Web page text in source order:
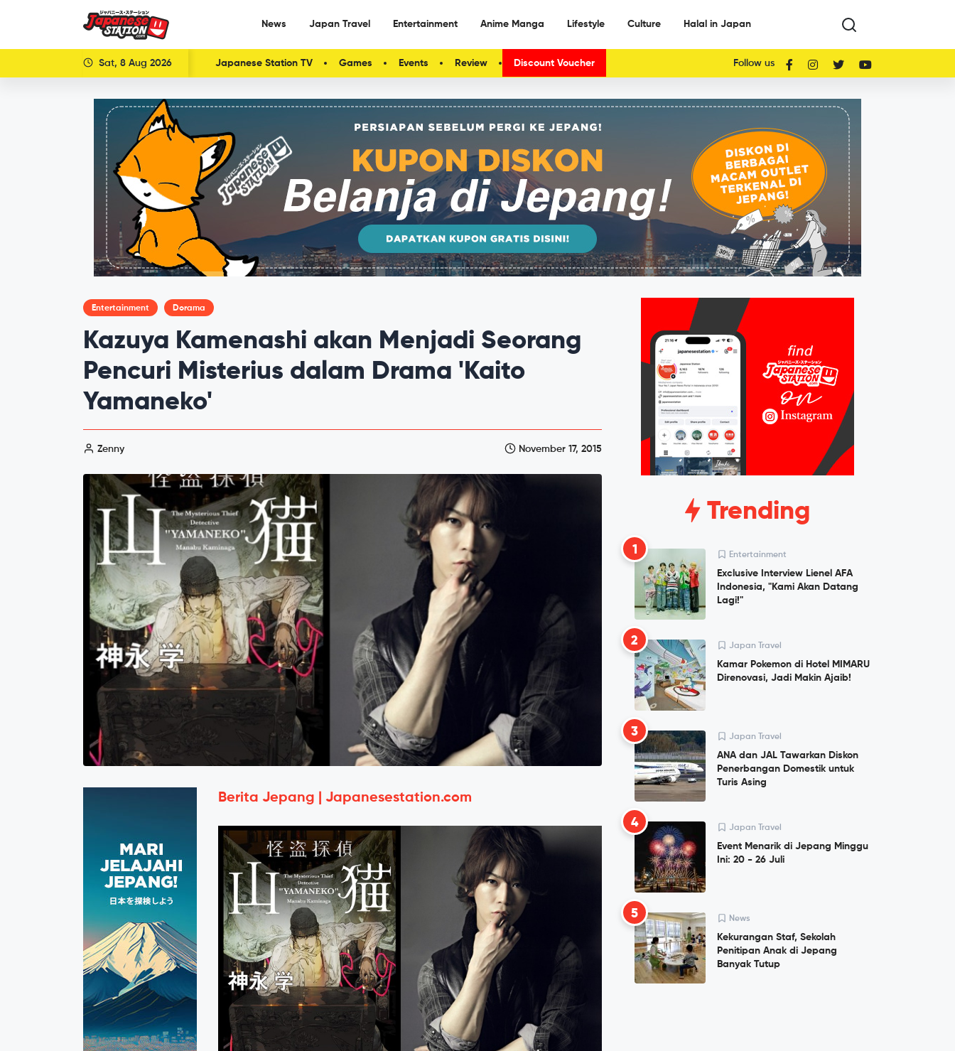
News Japan Travel Entertainment Anime Manga Lifestyle Culture Halal in Japan
Sat, 8 Aug 2026 Japanese Station TV Games Events Review Discount Voucher Follow us
Entertainment Dorama
Kazuya Kamenashi akan Menjadi Seorang
Pencuri Misterius dalam Drama 'Kaito
Yamaneko'
Zenny November 17, 2015
Berita Jepang | Japanesestation.com
Trending
1 Entertainment
Exclusive Interview Lienel AFA
Indonesia, "Kami Akan Datang
Lagi!"
2 Japan Travel
Kamar Pokemon di Hotel MIMARU
Direnovasi, Jadi Makin Ajaib!
3 Japan Travel
ANA dan JAL Tawarkan Diskon
Penerbangan Domestik untuk
Turis Asing
4 Japan Travel
Event Menarik di Jepang Minggu
Ini: 20 - 26 Juli
5 News
Kekurangan Staf, Sekolah
Penitipan Anak di Jepang
Banyak Tutup